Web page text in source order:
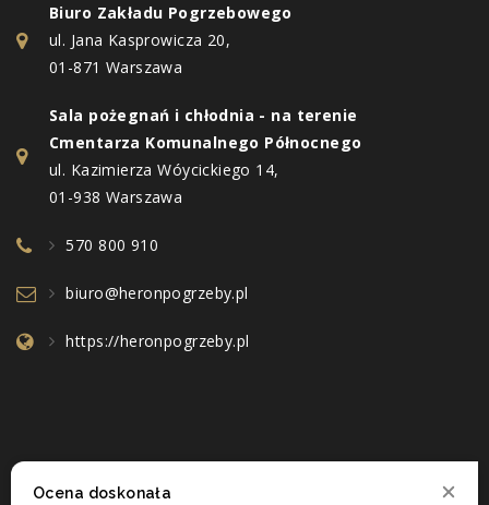
Biuro Zakładu Pogrzebowego
ul. Jana Kasprowicza 20,
01-871 Warszawa
Sala pożegnań i chłodnia - na terenie
Cmentarza Komunalnego Północnego
ul. Kazimierza Wóycickiego 14,
01-938 Warszawa
570 800 910
biuro@heronpogrzeby.pl
https://heronpogrzeby.pl
Ocena doskonała